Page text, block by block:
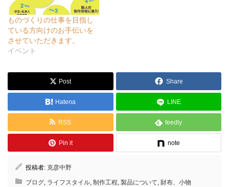
ものづくりの仕事を目指し
ている方向けのお手伝いを
させていただきます。
イベント
Post Share
Hatena LINE
RSS feedly
Pin it note
投稿者: 克彦中野
ブログ, ライフスタイル, 制作工程, 製品について, 財布、小物